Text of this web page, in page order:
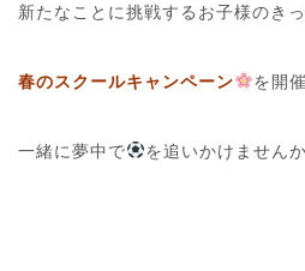
新たなことに挑戦するお子様のき
春のスクールキャンペーン を開
一緒に夢中で を追いかけませんか